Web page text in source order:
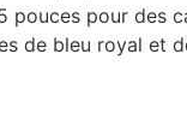
pouces pour des
de bleu royal et